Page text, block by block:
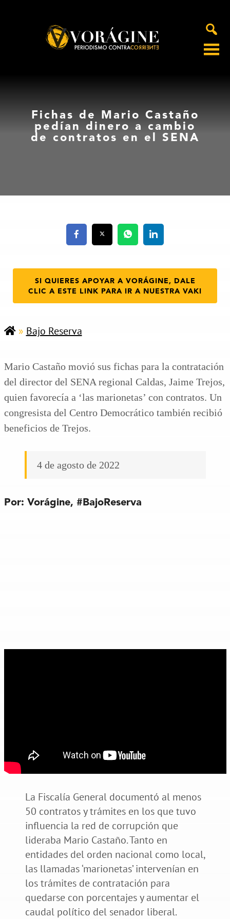
Fichas de Mario Castaño
pedían dinero a cambio
de contratos en el SENA
SI QUIERES APOYAR A VORÁGINE, DALE
CLIC A ESTE LINK PARA IR A NUESTRA VAKI
» Bajo Reserva
Mario Castaño movió sus fichas para la contratación
del director del SENA regional Caldas, Jaime Trejos,
quien favorecía a ‘las marionetas’ con contratos. Un
congresista del Centro Democrático también recibió
beneficios de Trejos.
4 de agosto de 2022
Por: Vorágine, #BajoReserva
La Fiscalía General documentó al menos
50 contratos y trámites en los que tuvo
influencia la red de corrupción que
lideraba Mario Castaño. Tanto en
entidades del orden nacional como local,
las llamadas ‘marionetas’ intervenían en
los trámites de contratación para
quedarse con porcentajes y aumentar el
caudal político del senador liberal.